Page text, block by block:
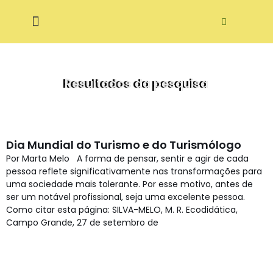
para
Resultados da pesquisa
Dia Mundial do Turismo e do Turismólogo
Por Marta Melo A forma de pensar, sentir e agir de cada
pessoa reflete significativamente nas transformações para
uma sociedade mais tolerante. Por esse motivo, antes de
ser um notável profissional, seja uma excelente pessoa.
Como citar esta página: SILVA-MELO, M. R. Ecodidática,
Campo Grande, 27 de setembro de